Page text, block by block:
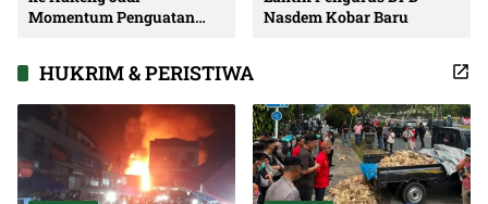
Momentum Penguatan
Nasdem Kobar Baru
HUKRIM & PERISTIWA